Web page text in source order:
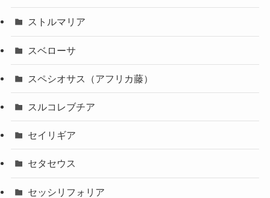
ストルマリア
スベローサ
スペシオサス（アフリカ藤）
スルコレブチア
セイリギア
セタセウス
セッシリフォリア